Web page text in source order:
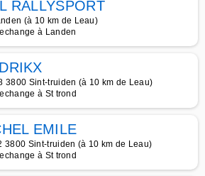
RALLYSPORT
(à 10 km de Leau)
à Landen
3800 Sint-truiden (à 10 km de Leau)
à St trond
EMILE
3800 Sint-truiden (à 10 km de Leau)
à St trond